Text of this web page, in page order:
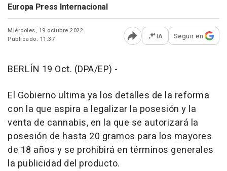
Europa Press Internacional
Miércoles, 19 octubre 2022
Publicado: 11:37
Abrir opciones para
IA Seguir en
BERLÍN 19 Oct. (DPA/EP) -
El Gobierno ultima ya los detalles de la reforma
con la que aspira a legalizar la posesión y la
venta de cannabis, en la que se autorizará la
posesión de hasta 20 gramos para los mayores
de 18 años y se prohibirá en términos generales
la publicidad del producto.